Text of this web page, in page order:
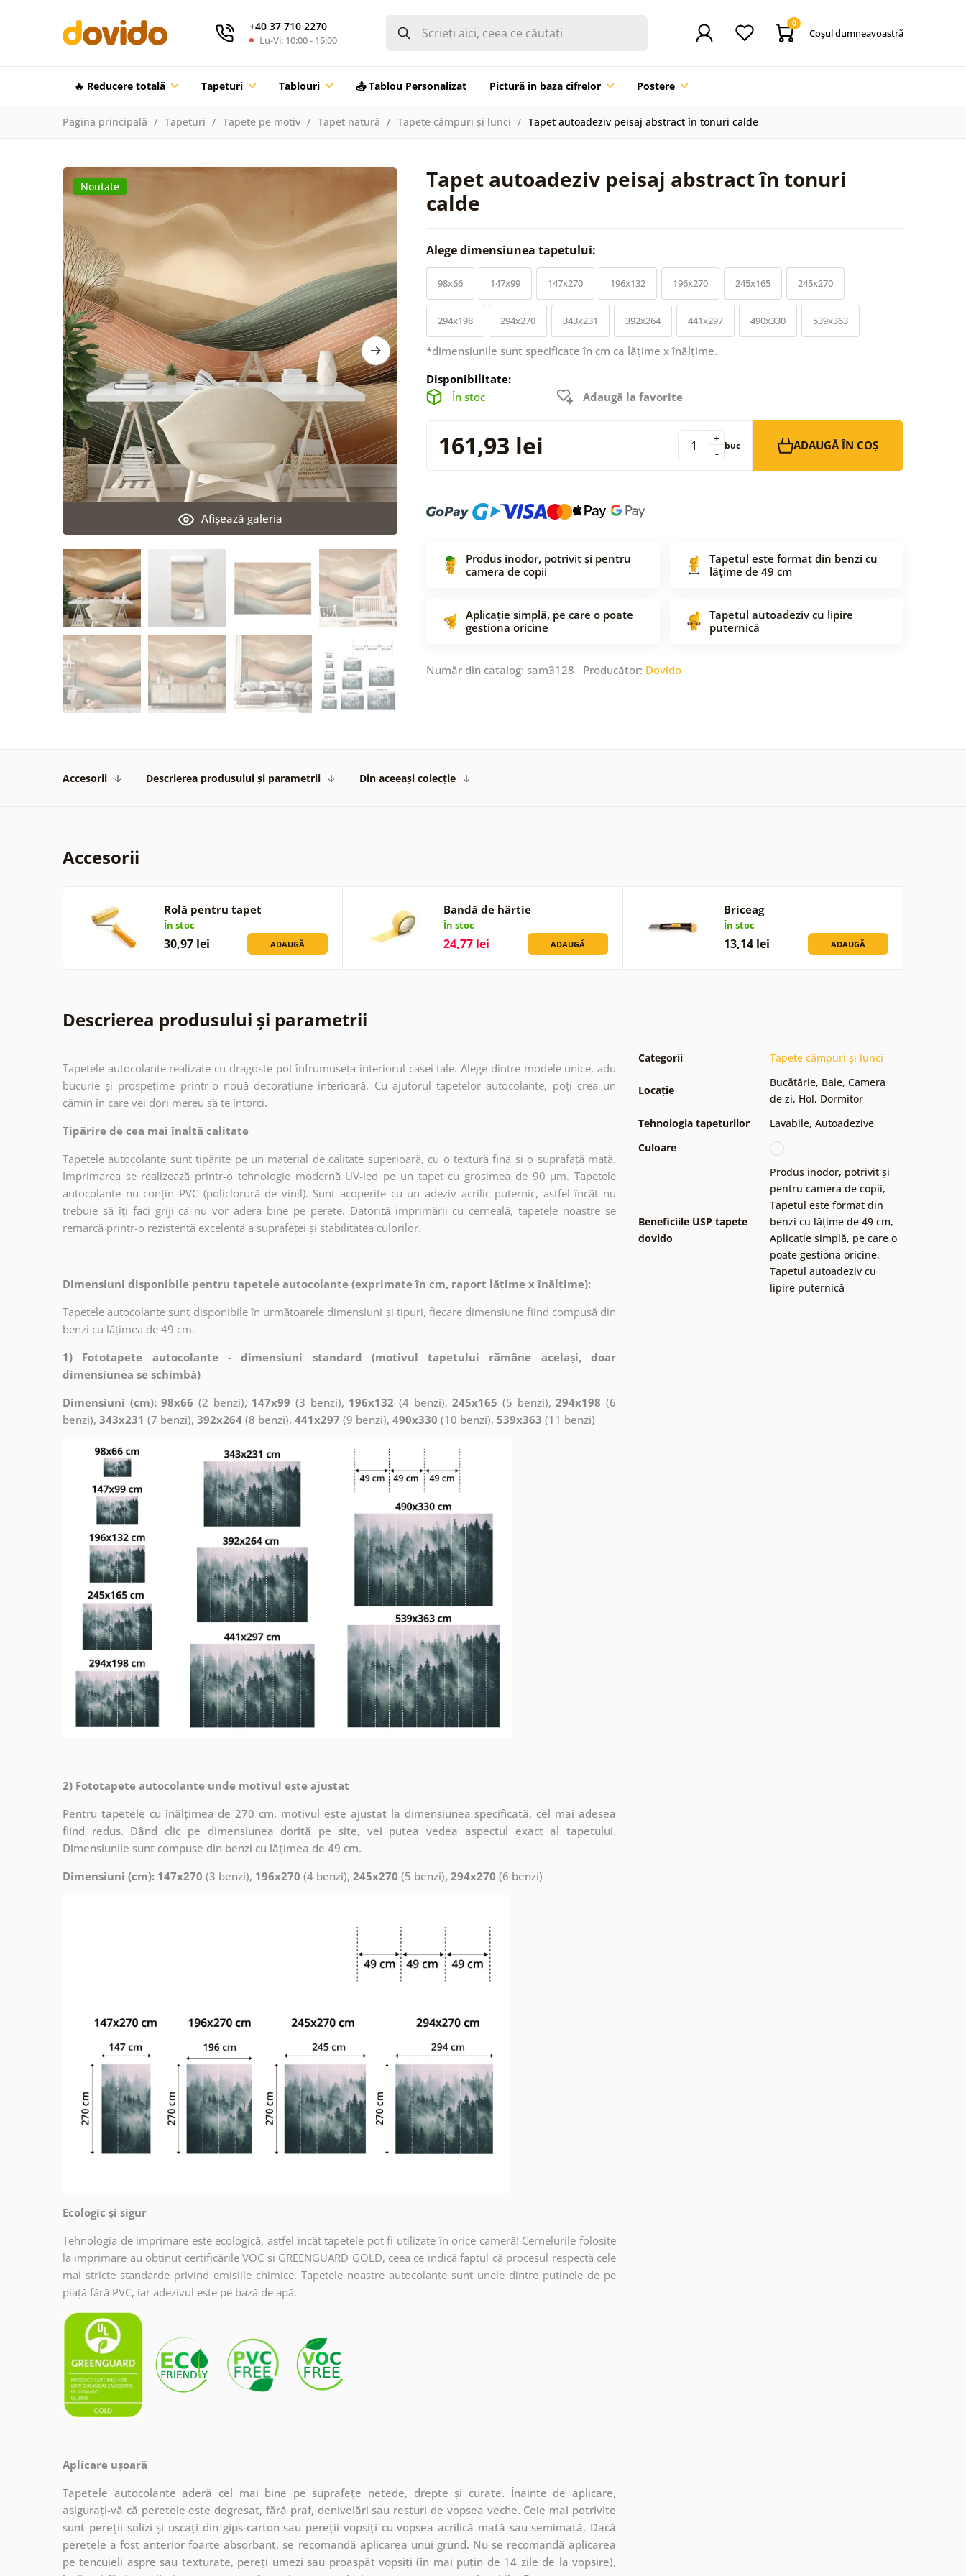
+40 37 710 2270
Lu-Vi: 10:00 - 15:00
0
Coşul dumneavoastră
🔥 Reducere totalã Tapeturi Tablouri 📤 Tablou Personalizat Pictură în baza cifrelor Postere
Pagina principală Tapeturi Tapete pe motiv Tapet natură Tapete câmpuri și lunci Tapet autoadeziv peisaj abstract în tonuri calde
Tapet autoadeziv peisaj abstract în tonuri
calde
Afişează galeria
Noutate
Alege dimensiunea tapetului:
98x66 147x99 147x270 196x132 196x270 245x165 245x270
294x198 294x270 343x231 392x264 441x297 490x330 539x363
*dimensiunile sunt specificate în cm ca lățime x înălțime.
Disponibilitate:
În stoc
Adaugă la favorite
161,93 lei -
+ buc ADAUGĂ ÎN COȘ
Produs inodor, potrivit și pentru
camera de copii
Tapetul este format din benzi cu
lățime de 49 cm
Aplicație simplă, pe care o poate
gestiona oricine
Tapetul autoadeziv cu lipire
puternică
Număr din catalog: sam3128 Producător: Dovido
Accesorii Descrierea produsului și parametrii Din aceeași colecție
Accesorii
Rolă pentru tapet
În stoc
30,97 lei ADAUGĂ
Bandă de hârtie
În stoc
24,77 lei ADAUGĂ
Briceag
În stoc
13,14 lei ADAUGĂ
Descrierea produsului și parametrii
Tapetele autocolante realizate cu dragoste pot înfrumuseța interiorul casei tale. Alege dintre modele unice, adu
bucurie și prospețime printr-o nouă decorațiune interioară. Cu ajutorul tapetelor autocolante, poți crea un
cămin în care vei dori mereu să te întorci.
Tipărire de cea mai înaltă calitate
Tapetele autocolante sunt tipărite pe un material de calitate superioară, cu o textură fină și o suprafață mată.
Imprimarea se realizează printr-o tehnologie modernă UV-led pe un tapet cu grosimea de 90 µm. Tapetele
autocolante nu conțin PVC (policlorură de vinil). Sunt acoperite cu un adeziv acrilic puternic, astfel încât nu
trebuie să îți faci griji că nu vor adera bine pe perete. Datorită imprimării cu cerneală, tapetele noastre se
remarcă printr-o rezistență excelentă a suprafeței și stabilitatea culorilor.
Dimensiuni disponibile pentru tapetele autocolante (exprimate în cm, raport lățime x înălțime):
Tapetele autocolante sunt disponibile în următoarele dimensiuni și tipuri, fiecare dimensiune fiind compusă din
benzi cu lățimea de 49 cm.
1) Fototapete autocolante - dimensiuni standard (motivul tapetului rămâne același, doar
dimensiunea se schimbă)
Dimensiuni (cm): 98x66 (2 benzi), 147x99 (3 benzi), 196x132 (4 benzi),245x165 (5 benzi),294x198 (6
benzi), 343x231 (7 benzi), 392x264 (8 benzi), 441x297 (9 benzi), 490x330 (10 benzi), 539x363 (11 benzi)
2) Fototapete autocolante unde motivul este ajustat
Pentru tapetele cu înălțimea de 270 cm, motivul este ajustat la dimensiunea specificată, cel mai adesea
fiind redus. Dând clic pe dimensiunea dorită pe site, vei putea vedea aspectul exact al tapetului.
Dimensiunile sunt compuse din benzi cu lățimea de 49 cm.
Dimensiuni (cm): 147x270 (3 benzi), 196x270 (4 benzi), 245x270 (5 benzi), 294x270 (6 benzi)
Ecologic și sigur
Tehnologia de imprimare este ecologică, astfel încât tapetele pot fi utilizate în orice cameră! Cernelurile folosite
la imprimare au obținut certificările VOC și GREENGUARD GOLD, ceea ce indică faptul că procesul respectă cele
mai stricte standarde privind emisiile chimice. Tapetele noastre autocolante sunt unele dintre puținele de pe
piață fără PVC, iar adezivul este pe bază de apă.
Aplicare ușoară
Tapetele autocolante aderă cel mai bine pe suprafețe netede, drepte și curate. Înainte de aplicare,
asigurați-vă că peretele este degresat, fără praf, denivelări sau resturi de vopsea veche. Cele mai potrivite
sunt pereții solizi și uscați din gips-carton sau pereții vopsiți cu vopsea acrilică mată sau semimată. Dacă
peretele a fost anterior foarte absorbant, se recomandă aplicarea unui grund. Nu se recomandă aplicarea
pe tencuieli aspre sau texturate, pereți umezi sau proaspăt vopsiți (în mai puțin de 14 zile de la vopsire),
Categorii Tapete câmpuri și lunci
Locație
Bucătărie, Baie, Camera
de zi, Hol, Dormitor
Tehnologia tapeturilor
Lavabile, Autoadezive
Culoare
Beneficiile USP tapete
dovido
Produs inodor, potrivit și
pentru camera de copii,
Tapetul este format din
benzi cu lățime de 49 cm,
Aplicație simplă, pe care o
poate gestiona oricine,
Tapetul autoadeziv cu
lipire puternică